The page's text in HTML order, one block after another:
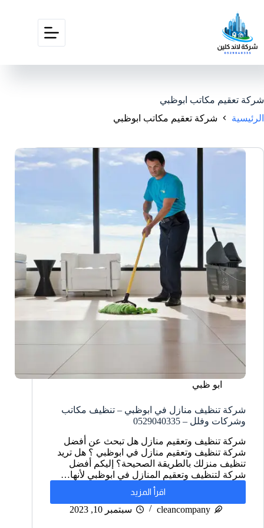
شركة تعقيم مكاتب ابوظبي
الرئيسية
شركة تعقيم مكاتب ابوظبي
ابو ظبي
شركة تنظيف منازل في ابوظبي – تنظيف مكاتب
وشركات وفلل – 0529040335
شركة تنظيف وتعقيم منازل هل تبحث عن أفضل
شركة تنظيف وتعقيم منازل في ابوظبي ؟ هل تريد
تنظيف منزلك بالطريقة الصحيحة؟ إليكم أفضل
شركة لتنظيف وتعقيم المنازل في ابوظبي لأنها…
اقرأ المزيد
cleancompany
سبتمبر 10, 2023